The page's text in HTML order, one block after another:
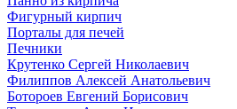
Фигурный кирпич
Порталы для печей
Печники
Крутенко Сергей Николаевич
Филиппов Алексей Анатольевич
Ботороев Евгений Борисович